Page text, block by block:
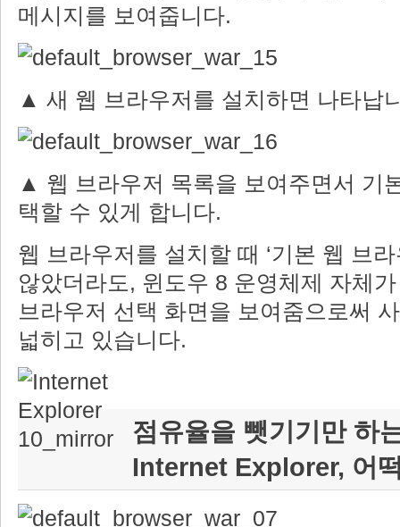
메시지를 보여줍니다.
▲ 새 웹 브라우저를 설치하면 나타납
▲ 웹 브라우저 목록을 보여주면서 기
택할 수 있게 합니다.
웹 브라우저를 설치할 때 ‘기본 웹 브
않았더라도, 윈도우 8 운영체제 자체
브라우저 선택 화면을 보여줌으로써
넓히고 있습니다.
점유율을 뺏기기만 하
Internet Explorer, 어